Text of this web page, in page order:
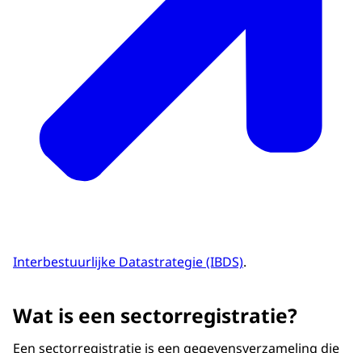
Interbestuurlijke Datastrategie (IBDS).
Wat is een sectorregistratie?
Een sectorregistratie is een gegevensverzameling die